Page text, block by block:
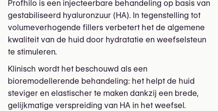
Profhilo is een injecteerbare behandeling op basis van
gestabiliseerd hyaluronzuur (HA). In tegenstelling tot
volumeverhogende fillers verbetert het de algemene
kwaliteit van de huid door hydratatie en weefselsteun
te stimuleren.
Klinisch wordt het beschouwd als een
bioremodellerende behandeling: het helpt de huid
steviger en elastischer te maken dankzij een brede,
gelijkmatige verspreiding van HA in het weefsel.